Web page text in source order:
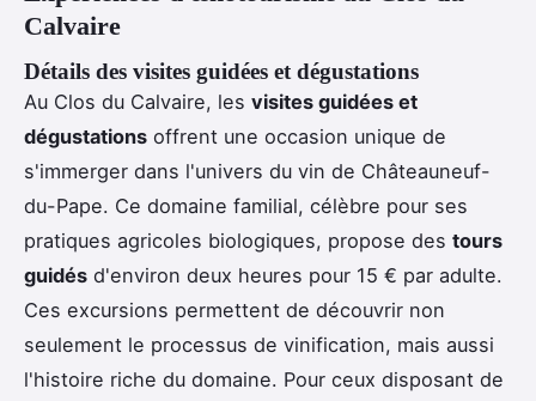
Calvaire
Détails des visites guidées et dégustations
Au Clos du Calvaire, les visites guidées et
dégustations offrent une occasion unique de
s'immerger dans l'univers du vin de Châteauneuf-
du-Pape. Ce domaine familial, célèbre pour ses
pratiques agricoles biologiques, propose des tours
guidés d'environ deux heures pour 15 € par adulte.
Ces excursions permettent de découvrir non
seulement le processus de vinification, mais aussi
l'histoire riche du domaine. Pour ceux disposant de